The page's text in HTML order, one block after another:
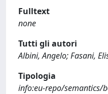
Fulltext
none
Tutti gli autori
Albini, Angelo; Fasani,
Tipologia
info:eu-repo/semantics/